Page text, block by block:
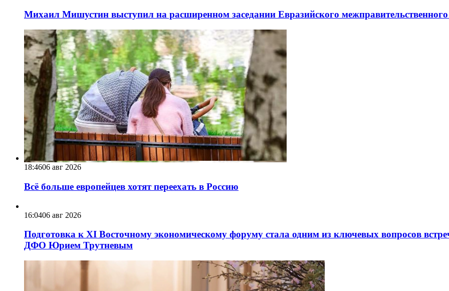
Михаил Мишустин выступил на расширенном заседании Евразийского
18:4606 авг 2026
Всё больше европейцев хотят переехать в Россию
16:0406 авг 2026
Подготовка к XI Восточному экономическому форуму стала одним из ключевых вопросов
ДФО Юрием Трутневым